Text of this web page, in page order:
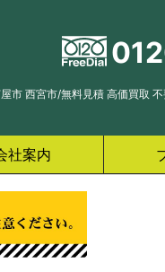
西宮市/無料見積 高価買取 不
社案内